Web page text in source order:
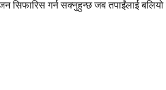
सिफारिस गर्न सक्नुहुन्छ जब तपाईंलाई